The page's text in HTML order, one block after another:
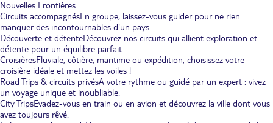
Nouvelles Frontières
Circuits accompagnésEn groupe, laissez-vous guider pour ne rien
manquer des incontournables d'un pays.
Découverte et détenteDécouvrez nos circuits qui allient exploration et
détente pour un équilibre parfait.
CroisièresFluviale, côtière, maritime ou expédition, choisissez votre
croisière idéale et mettez les voiles !
Road Trips & circuits privésA votre rythme ou guidé par un expert : vivez
un voyage unique et inoubliable.
City TripsEvadez-vous en train ou en avion et découvrez la ville dont vous
avez toujours rêvé.